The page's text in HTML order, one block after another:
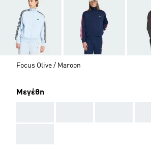
Focus Olive / Maroon
Μεγέθη